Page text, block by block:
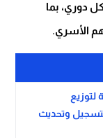
دوري، بما
الأسري.
لتوزيع
وتحديث